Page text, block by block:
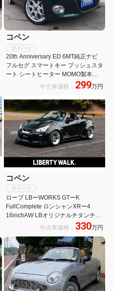
コペン
ダイハツ
20th Anniversary ED 6MT純正ナビ
フルセグ スマートキー プッシュスタ
ート シートヒーター MOMO製本革
巻きステアリング BBS製鍛造16イン
中古車価格： 299万円
コペン
ダイハツ
ローブ LBーWORKS GTーK
FullComplete ロンシャンXRー4
16inchAW LBオリジナルチタンチッ
プマフラー LBオリジナルステアリン
中古車価格： 330万円